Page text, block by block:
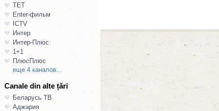
ТЕТ
Enter-фильм
ICTV
Интер
Интер-Плюс
1+1
ПлюсПлюс
еще 4 каналов...
Canale din alte țări
Беларусь ТВ
Аджария